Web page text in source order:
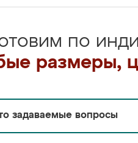
по
размеры,
задаваемые вопросы